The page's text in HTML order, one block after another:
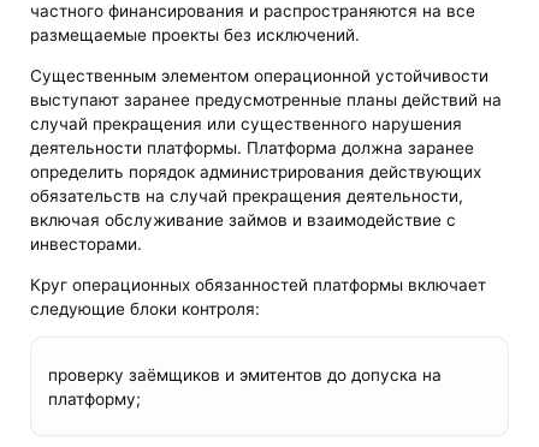
частного финансирования и распространяются на все
размещаемые проекты без исключений.
Существенным элементом операционной устойчивости
выступают заранее предусмотренные планы действий на
случай прекращения или существенного нарушения
деятельности платформы. Платформа должна заранее
определить порядок администрирования действующих
обязательств на случай прекращения деятельности,
включая обслуживание займов и взаимодействие с
инвесторами.
Круг операционных обязанностей платформы включает
следующие блоки контроля:
проверку заёмщиков и эмитентов до допуска на
платформу;